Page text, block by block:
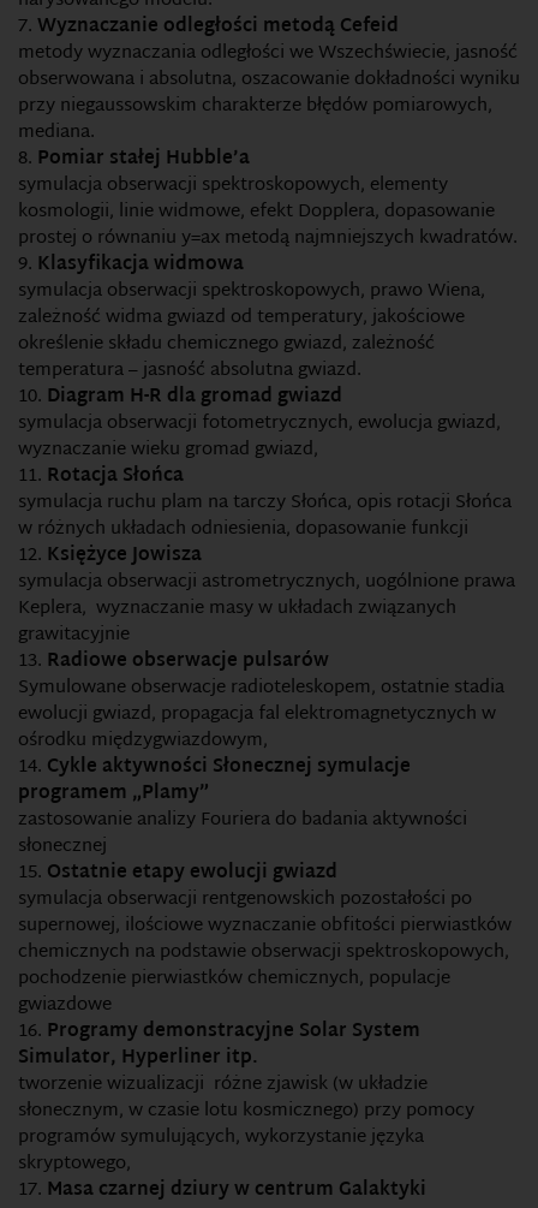
Wyznaczanie odległości metodą Cefeid
metody wyznaczania odległości we Wszechświecie, jasność
obserwowana i absolutna, oszacowanie dokładności wyniku
przy niegaussowskim charakterze błędów pomiarowych,
mediana.
Pomiar stałej Hubble’a
symulacja obserwacji spektroskopowych, elementy
kosmologii, linie widmowe, efekt Dopplera, dopasowanie
prostej o równaniu y=ax metodą najmniejszych kwadratów.
Klasyfikacja widmowa
symulacja obserwacji spektroskopowych, prawo Wiena,
zależność widma gwiazd od temperatury, jakościowe
określenie składu chemicznego gwiazd, zależność
temperatura – jasność absolutna gwiazd.
Diagram H-R dla gromad gwiazd
symulacja obserwacji fotometrycznych, ewolucja gwiazd,
wyznaczanie wieku gromad gwiazd,
Rotacja Słońca
symulacja ruchu plam na tarczy Słońca, opis rotacji Słońca
w różnych układach odniesienia, dopasowanie funkcji
Księżyce Jowisza
symulacja obserwacji astrometrycznych, uogólnione prawa
Keplera, wyznaczanie masy w układach związanych
grawitacyjnie
Radiowe obserwacje pulsarów
Symulowane obserwacje radioteleskopem, ostatnie stadia
ewolucji gwiazd, propagacja fal elektromagnetycznych w
ośrodku międzygwiazdowym,
Cykle aktywności Słonecznej symulacje
programem „Plamy”
zastosowanie analizy Fouriera do badania aktywności
słonecznej
Ostatnie etapy ewolucji gwiazd
symulacja obserwacji rentgenowskich pozostałości po
supernowej, ilościowe wyznaczanie obfitości pierwiastków
chemicznych na podstawie obserwacji spektroskopowych,
pochodzenie pierwiastków chemicznych, populacje
gwiazdowe
Programy demonstracyjne Solar System
Simulator, Hyperliner itp.
tworzenie wizualizacji różne zjawisk (w układzie
słonecznym, w czasie lotu kosmicznego) przy pomocy
programów symulujących, wykorzystanie języka
skryptowego,
Masa czarnej dziury w centrum Galaktyki